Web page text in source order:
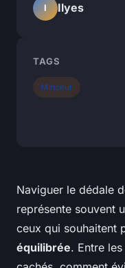
Naviguer le dédale
représente souvent
ceux qui souhaitent
équilibrée. Entre
I Ilyes
TAGS
Minceur